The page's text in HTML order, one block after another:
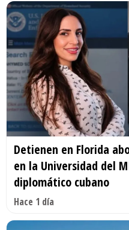
Detienen en Florida
en la Universidad del
diplomático cubano
Hace 1 día